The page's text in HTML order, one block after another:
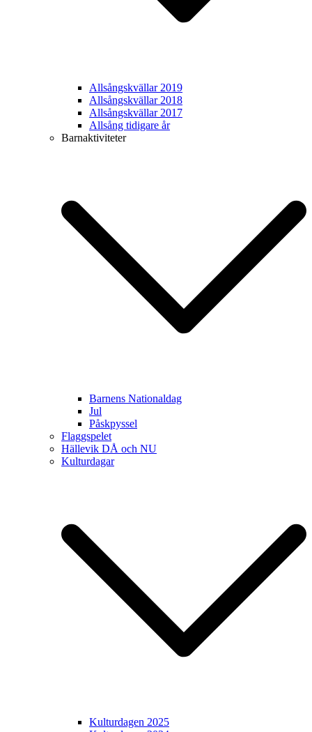
Allsångskvällar 2019
Allsångskvällar 2018
Allsångskvällar 2017
Allsång tidigare år
Barnaktiviteter
Barnens Nationaldag
Jul
Påskpyssel
Flaggspelet
Hällevik DÅ och NU
Kulturdagar
Kulturdagen 2025